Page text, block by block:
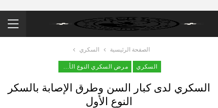
الصفحة الرئيسية السكري
السكري مرض السكري النوع الأول
السكري لدى كبار السن وطرق الإصابة بالسكر
النوع الأول